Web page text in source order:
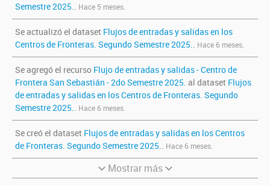
Semestre 2025.. Hace 5 meses.
Se actualizó el dataset Flujos de entradas y salidas en los
Centros de Fronteras. Segundo Semestre 2025.. Hace 6 meses.
Se agregó el recurso Flujo de entradas y salidas - Centro de
Frontera San Sebastián - 2do Semestre 2025. al dataset Flujos
de entradas y salidas en los Centros de Fronteras. Segundo
Semestre 2025.. Hace 6 meses.
Se creó el dataset Flujos de entradas y salidas en los Centros
de Fronteras. Segundo Semestre 2025.. Hace 6 meses.
Mostrar más